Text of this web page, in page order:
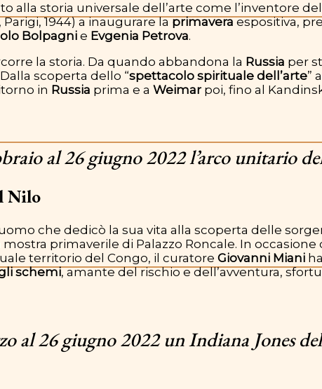
alla storia universale dell’arte come l’inventore
1944) a inaugurare laprimaveraespositiva,
Bolpagni e Evgenia Petrova.
la storia. Da quando abbandona la Russia per
scoperta dello “spettacolo spirituale dell’arte”
in Russia prima e a Weimar poi, fino al
al 26 giugno 2022 l’arco unitario
Nilo
che dedicò la sua vita alla scoperta delle
primaverile di Palazzo Roncale. In occasione
territorio del Congo, il curatore Giovanni Miani
schemi, amante del rischio e dell’avventura,
al 26 giugno 2022 un Indiana Jones